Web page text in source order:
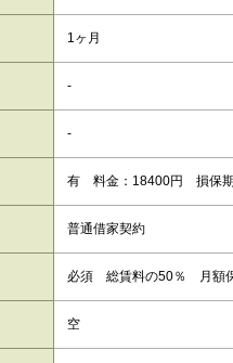
1ヶ月
-
-
有 料金：18400円 損保
普通借家契約
必須 総賃料の50％ 月額
空